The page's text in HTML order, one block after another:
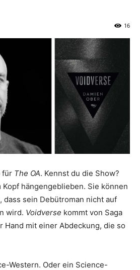
16
für The OA. Kennst du die Show?
hängengeblieben. Sie können
dass sein Debütroman nicht auf
wird. Voidverse kommt von Saga
Hand mit einer Abdeckung, die so
Western. Oder ein Science-